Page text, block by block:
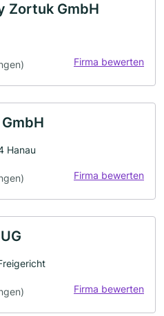
Zortuk GmbH
Firma bewerten
Hanau
Firma bewerten
Firma bewerten